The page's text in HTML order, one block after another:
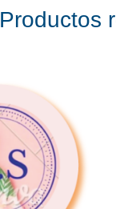
Productos